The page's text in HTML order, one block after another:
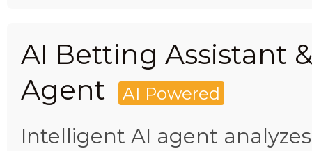
AI Betting Assistant
Agent
AI Powered
Intelligent AI agent analyzes